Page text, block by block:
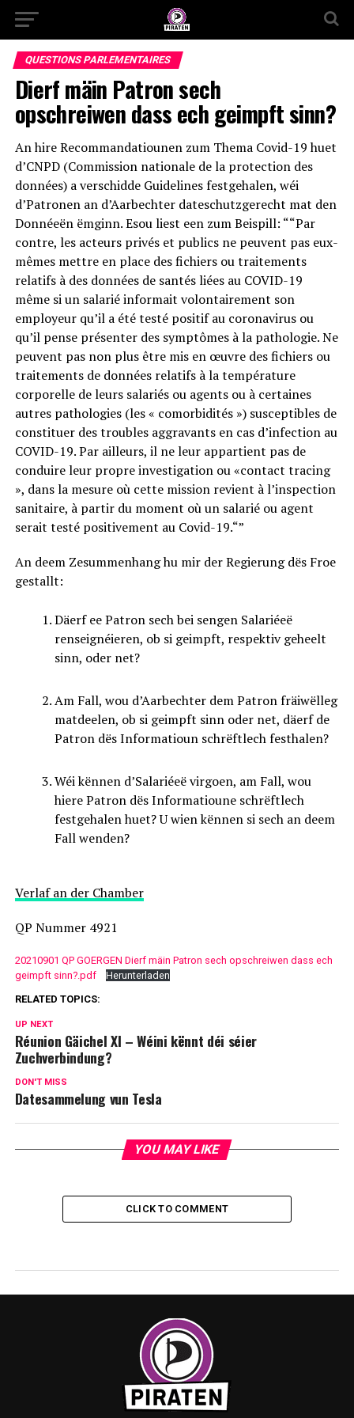
QUESTIONS PARLEMENTAIRES
Dierf mäin Patron sech
opschreiwen dass ech geimpft sinn?
An hire Recommandatiounen zum Thema Covid-19 huet
d’CNPD (Commission nationale de la protection des
données) a verschidde Guidelines festgehalen, wéi
d’Patronen an d’Aarbechter dateschutzgerecht mat den
Donnéeën ëmginn. Esou liest een zum Beispill: ““Par
contre, les acteurs privés et publics ne peuvent pas eux-
mêmes mettre en place des fichiers ou traitements
relatifs à des données de santés liées au COVID-19
même si un salarié informait volontairement son
employeur qu’il a été testé positif au coronavirus ou
qu’il pense présenter des symptômes à la pathologie. Ne
peuvent pas non plus être mis en œuvre des fichiers ou
traitements de données relatifs à la température
corporelle de leurs salariés ou agents ou à certaines
autres pathologies (les « comorbidités ») susceptibles de
constituer des troubles aggravants en cas d’infection au
COVID-19. Par ailleurs, il ne leur appartient pas de
conduire leur propre investigation ou «contact tracing
», dans la mesure où cette mission revient à l’inspection
sanitaire, à partir du moment où un salarié ou agent
serait testé positivement au Covid-19.“”
An deem Zesummenhang hu mir der Regierung dës Froe
gestallt:
Däerf ee Patron sech bei sengen Salariéeë
renseignéieren, ob si geimpft, respektiv geheelt
sinn, oder net?
Am Fall, wou d’Aarbechter dem Patron fräiwëlleg
matdeelen, ob si geimpft sinn oder net, däerf de
Patron dës Informatioun schrëftlech festhalen?
Wéi kënnen d’Salariéeë virgoen, am Fall, wou
hiere Patron dës Informatioune schrëftlech
festgehalen huet? U wien kënnen si sech an deem
Fall wenden?
Verlaf an der Chamber
QP Nummer 4921
20210901 QP GOERGEN Dierf mäin Patron sech opschreiwen dass ech
geimpft sinn?.pdf
Herunterladen
RELATED TOPICS:
UP NEXT
Réunion Gäichel XI – Wéini kënnt déi séier
Zuchverbindung?
DON'T MISS
Datesammelung vun Tesla
YOU MAY LIKE
CLICK TO COMMENT